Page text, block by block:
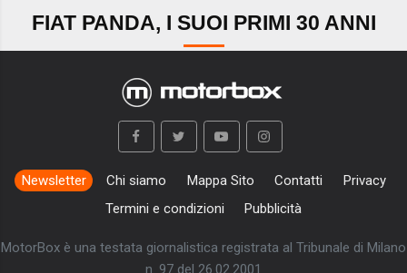
FIAT PANDA, I SUOI PRIMI 30 ANNI
Newsletter Chi siamo Mappa Sito Contatti
Privacy
Termini e condizioni
Pubblicità
MotorBox è una testata giornalistica registrata al Tribunale di Milano
n. 97 del 26.02.2001